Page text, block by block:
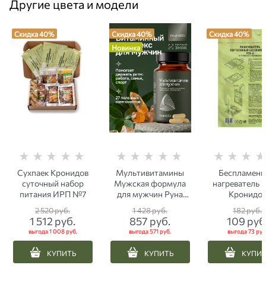
Другие цвета и модели
Скидка 40%
Сухпаек Кронидов
суточный набор
питания ИРП №7
2 520 руб.
1 512 руб.
выгода1 008 руб.
КУПИТЬ
Скидка 40%
Новинка
Мультивитамины
Мужская формула
для мужчин Руна
1 428 руб.
857 руб.
выгода571 руб.
КУПИТЬ
Скидка 40%
нагреватель
Кронидов
182 руб.
109
выгода73